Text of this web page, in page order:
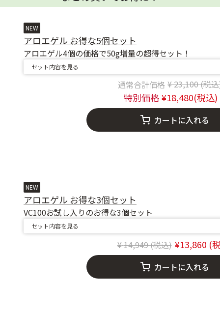
NEW
アロエゲル お得な5個セット
アロエゲル4個の価格で50g増量の超得セット！
セット内容を見る
Price
23,100to
18,480
カートに入れる
NEW
アロエゲル お得な3個セット
VC100お試し入りのお得な3個セット
セット内容を見る
Price reduced from
14,949to 13,860
カートに入れる